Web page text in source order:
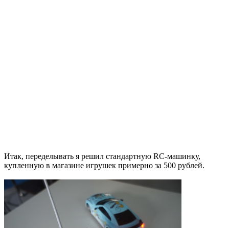
Итак, переделывать я решил стандартную RC-машинку,
купленную в магазине игрушек примерно за 500 рублей.